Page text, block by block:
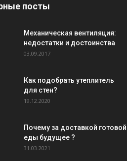
посты
Механическая вентиляция:
недостатки и достоинства
03.09.2017
Как подобрать утеплитель
для стен?
19.12.2020
Почему за доставкой готовой
еды будущее ?
31.03.2021